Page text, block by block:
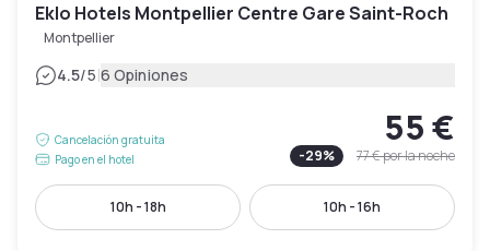
Eklo Hotels Montpellier Centre Gare Saint-Roch
Montpellier
4.5/5|6 Opiniones
Cancelación gratuita
Pago en el hotel
55 €
-29% 77 €por la noche
10h - 18h 10h - 16h